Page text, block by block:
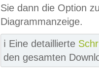
Sie dann die Option
Diagrammanzeige.
ℹ️ Eine detaillierte
den gesamten